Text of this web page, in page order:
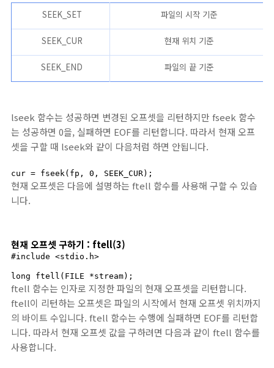
SEEK_SET 파일의 시작 기준
SEEK_CUR 현재 위치 기준
SEEK_END 파일의 끝 기준
lseek 함수는 성공하면 변경된 오프셋을 리턴하지만 fseek 함수
는 성공하면 0을, 실패하면 EOF를 리턴합니다. 따라서 현재 오프
셋을 구할 때 lseek와 같이 다음처럼 하면 안됩니다.
cur = fseek(fp, 0, SEEK_CUR);
현재 오프셋은 다음에 설명하는 ftell 함수를 사용해 구할 수 있습
니다.
현재 오프셋 구하기 : ftell(3)
#include <stdio.h>
long ftell(FILE *stream);
ftell 함수는 인자로 지정한 파일의 현재 오프셋을 리턴합니다.
ftell이 리턴하는 오프셋은 파일의 시작에서 현재 오프셋 위치까지
의 바이트 수입니다. ftell 함수는 수행에 실패하면 EOF를 리턴합
니다. 따라서 현재 오프셋 값을 구하려면 다음과 같이 ftell 함수를
사용합니다.